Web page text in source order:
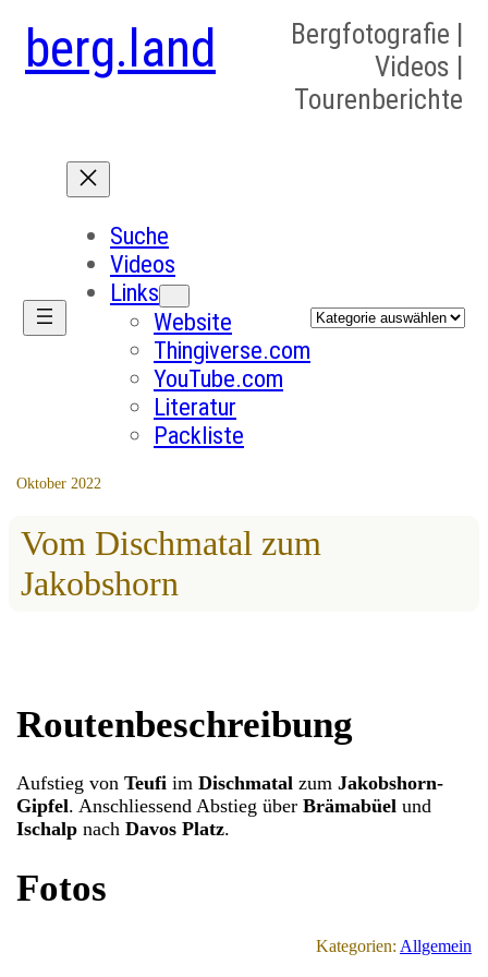
berg.land
Bergfotografie |
Videos |
Tourenberichte
Suche
Videos
Links
Website
Thingiverse.com
YouTube.com
Literatur
Packliste
Kategorien
Oktober 2022
Vom Dischmatal zum
Jakobshorn
Routenbeschreibung
Aufstieg vonTeufi imDischmatal zumJakobshorn-
Gipfel. Anschliessend Abstieg überBrämabüel und
Ischalp nachDavos Platz.
Fotos
Kategorien: Allgemein